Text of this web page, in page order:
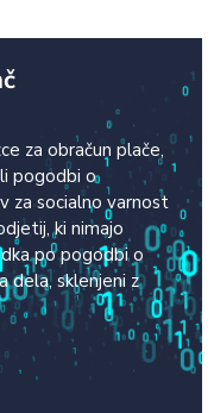
za obračun plače,
pogodbi o
za socialno varnost
ki nimajo
po pogodbi o
dela, sklenjeni z